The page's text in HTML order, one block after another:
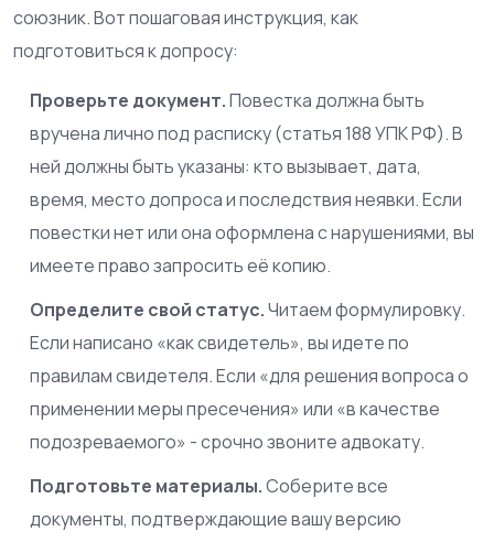
союзник. Вот пошаговая инструкция, как
подготовиться к допросу:
Проверьте документ.Повестка должна быть
вручена лично под расписку (статья 188 УПК РФ). В
ней должны быть указаны: кто вызывает, дата,
время, место допроса и последствия неявки. Если
повестки нет или она оформлена с нарушениями, вы
имеете право запросить её копию.
Определите свой статус.Читаем формулировку.
Если написано «как свидетель», вы идете по
правилам свидетеля. Если «для решения вопроса о
применении меры пресечения» или «в качестве
подозреваемого» - срочно звоните адвокату.
Подготовьте материалы.Соберите все
документы, подтверждающие вашу версию